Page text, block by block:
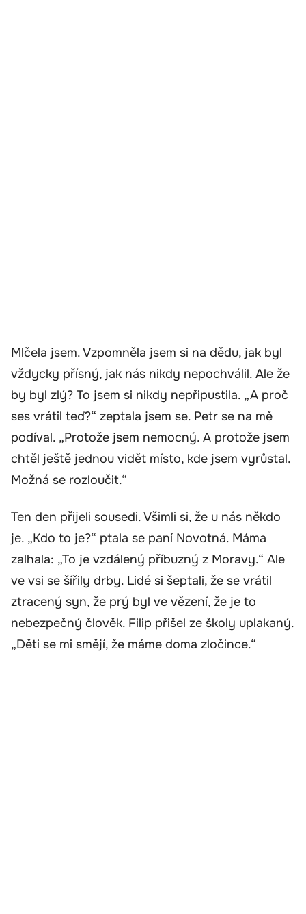
Mlčela jsem. Vzpomněla jsem si na dědu, jak byl
vždycky přísný, jak nás nikdy nepochválil. Ale že
by byl zlý? To jsem si nikdy nepřipustila. „A proč
ses vrátil teď?“ zeptala jsem se. Petr se na mě
podíval. „Protože jsem nemocný. A protože jsem
chtěl ještě jednou vidět místo, kde jsem vyrůstal.
Možná se rozloučit.“
Ten den přijeli sousedi. Všimli si, že u nás někdo
je. „Kdo to je?“ ptala se paní Novotná. Máma
zalhala: „To je vzdálený příbuzný z Moravy.“ Ale
ve vsi se šířily drby. Lidé si šeptali, že se vrátil
ztracený syn, že prý byl ve vězení, že je to
nebezpečný člověk. Filip přišel ze školy uplakaný.
„Děti se mi smějí, že máme doma zločince.“